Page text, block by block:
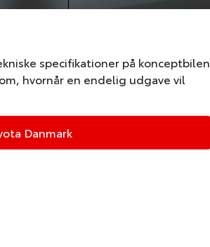
specifikationer på konceptbilen
hvornår en endelig udgave vil
Danmark